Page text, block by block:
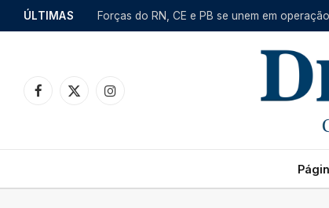
ÚLTIMAS
Facebook
X
Instagram